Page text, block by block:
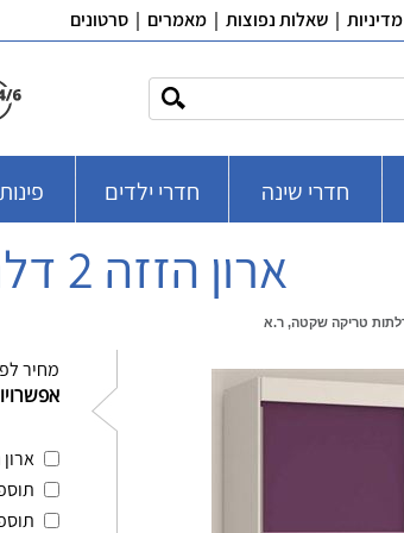
מדיניות | שאלות נפוצות | מאמרים | סרטונים
חדרי שינה חדרי ילדים
ארון הזזה 2 דלתות טריקה שקטה, ר.א
מחיר